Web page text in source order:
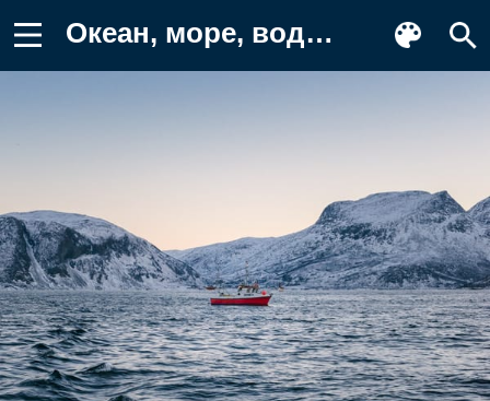
Океан, море, вода, природа, волна Обои